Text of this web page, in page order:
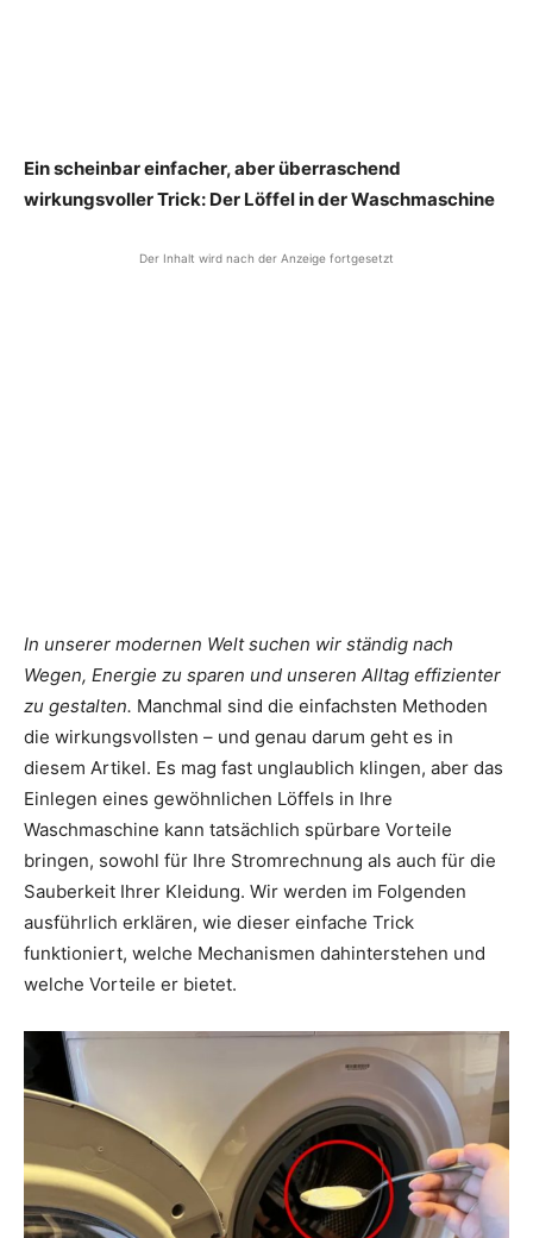
Ein scheinbar einfacher, aber überraschend
wirkungsvoller Trick: Der Löffel in der Waschmaschine
Der Inhalt wird nach der Anzeige fortgesetzt
In unserer modernen Welt suchen wir ständig nach
Wegen, Energie zu sparen und unseren Alltag effizienter
zu gestalten. Manchmal sind die einfachsten Methoden
die wirkungsvollsten – und genau darum geht es in
diesem Artikel. Es mag fast unglaublich klingen, aber das
Einlegen eines gewöhnlichen Löffels in Ihre
Waschmaschine kann tatsächlich spürbare Vorteile
bringen, sowohl für Ihre Stromrechnung als auch für die
Sauberkeit Ihrer Kleidung. Wir werden im Folgenden
ausführlich erklären, wie dieser einfache Trick
funktioniert, welche Mechanismen dahinterstehen und
welche Vorteile er bietet.